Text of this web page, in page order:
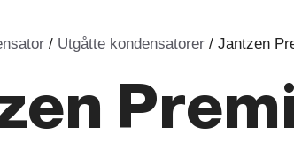
/ Utgåtte kondensatorer / Jantzen